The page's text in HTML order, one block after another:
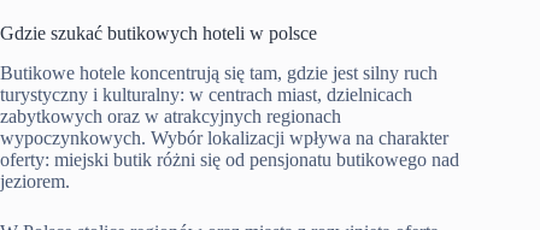
Gdzie szukać butikowych hoteli w polsce
Butikowe hotele koncentrują się tam, gdzie jest silny ruch
turystyczny i kulturalny: w centrach miast, dzielnicach
zabytkowych oraz w atrakcyjnych regionach
wypoczynkowych. Wybór lokalizacji wpływa na charakter
oferty: miejski butik różni się od pensjonatu butikowego nad
jeziorem.